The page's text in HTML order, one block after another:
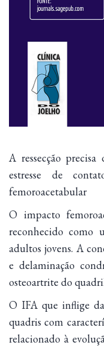
A ressecção
estresse de
femoroacetabular
O impacto
reconhecido como
adultos jovens. A
e delaminação
osteoartrite do
O IFA que inflige
quadris com
relacionado à